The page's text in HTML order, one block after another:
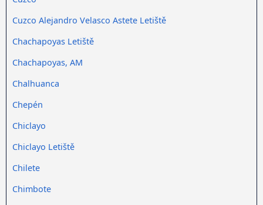
Cuzco Alejandro Velasco Astete Letiště
Chachapoyas Letiště
Chachapoyas, AM
Chalhuanca
Chepén
Chiclayo
Chiclayo Letiště
Chilete
Chimbote